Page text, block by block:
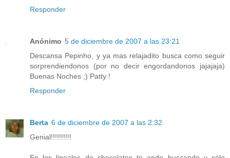
Responder
Anónimo 5 de diciembre de 2007 a las 23:21
Descansa Pepinho, y ya mas relajadito busca como seguir
sorprendiendonos (por no decir engordandonos jajajaja)
Buenas Noches ;) Patty !
Responder
Berta 6 de diciembre de 2007 a las 2:32
Genial!!!!!!!!!!